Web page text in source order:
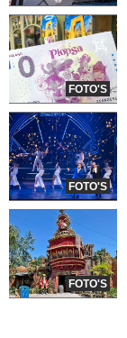
FOTO'S
FOTO'S
FOTO'S